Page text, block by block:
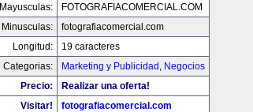
Mayusculas:
FOTOGRAFIACOMERCIAL.COM
Minusculas:
fotografiacomercial.com
Longitud:
19 caracteres
Categorias:
Marketing y Publicidad , Negocios
Precio:
Realizar una oferta!
Visitar!
fotografiacomercial.com